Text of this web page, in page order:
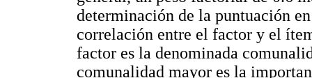
determinación de la puntuación
correlación entre el factor y el
factor es la denominada
comunalidad mayor es la